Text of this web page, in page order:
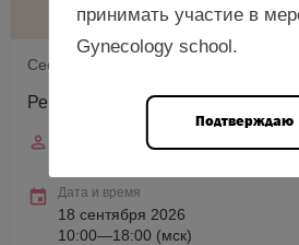
Рецепты сохранения женского
Дата и время
18 сентября 2026
10:00—18:00 (мск)
принимать участие в
Gynecology school.
Подтверждаю